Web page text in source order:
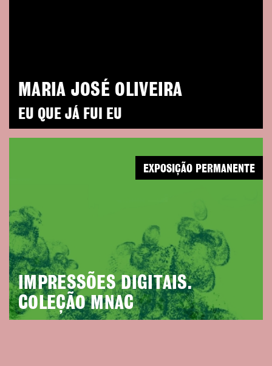
MARIA JOSÉ OLIVEIRA
EU QUE JÁ FUI EU
IMPRESSÕES DIGITAIS.
COLEÇÃO MNAC
EXPOSIÇÃO PERMANENTE